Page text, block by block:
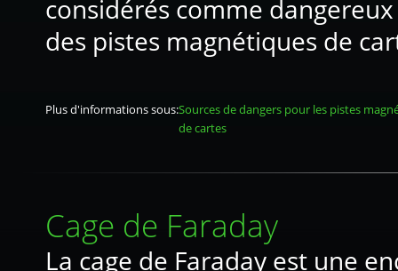
considérés comme
des pistes magnétiques de
Plus d'informations sous:Sources de dangers pour les pistes
de cartes
Cage de Faraday
La cage de Faraday est une